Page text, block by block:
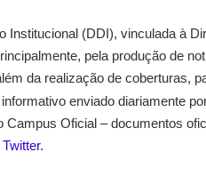
Institucional (DDI), vinculada à
pela produção de
da realização de coberturas,
enviado diariamente
Campus Oficial – documentos
Twitter.